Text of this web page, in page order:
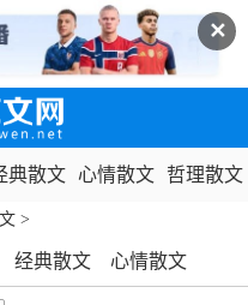
✕
典散文 心情散文 哲理散文
>
经典散文
心情散文